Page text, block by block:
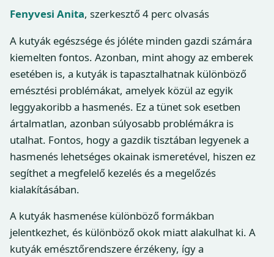
Fenyvesi Anita, szerkesztő4 perc olvasás
A kutyák egészsége és jóléte minden gazdi számára
kiemelten fontos. Azonban, mint ahogy az emberek
esetében is, a kutyák is tapasztalhatnak különböző
emésztési problémákat, amelyek közül az egyik
leggyakoribb a hasmenés. Ez a tünet sok esetben
ártalmatlan, azonban súlyosabb problémákra is
utalhat. Fontos, hogy a gazdik tisztában legyenek a
hasmenés lehetséges okainak ismeretével, hiszen ez
segíthet a megfelelő kezelés és a megelőzés
kialakításában.
A kutyák hasmenése különböző formákban
jelentkezhet, és különböző okok miatt alakulhat ki. A
kutyák emésztőrendszere érzékeny, így a